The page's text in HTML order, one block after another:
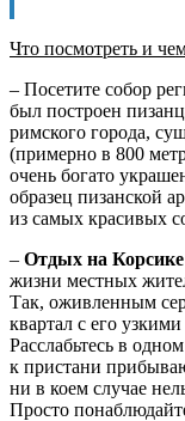
Что посмотреть и
– Посетите собор
был построен
римского города,
(примерно в 800
очень богато
образец пизанской
из самых красивых
– Отдых на Корсике
жизни местных
Так, оживленным
квартал с его
Расслабьтесь в
к пристани
ни в коем случае
Просто